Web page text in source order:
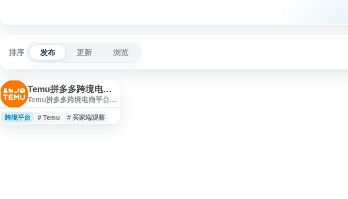
排序 发布 更新 浏览
Temu拼多多跨境电商平台
Temu拼多多跨境电商平台
多系跨境电商平台的官方买
家端入口，适合跨境卖家、
跨境平台 # Temu # 买家端观察